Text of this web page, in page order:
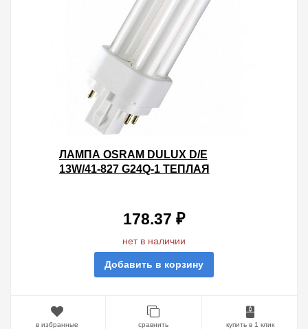
ЛАМПА OSRAM DULUX D/E
13W/41-827 G24Q-1 ТЕПЛАЯ
178.37 ₽
нет в наличии
Добавить в корзину
в избранные сравнить купить в 1 клик